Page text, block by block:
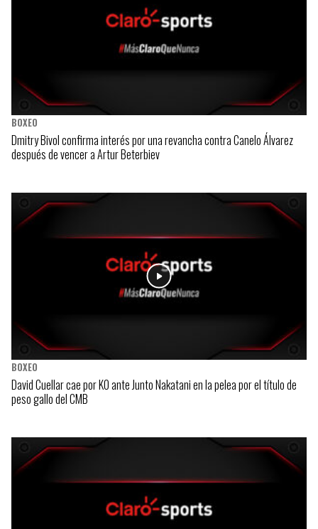
BOXEO
Dmitry Bivol confirma interés por una revancha contra Canelo Álvarez
después de vencer a Artur Beterbiev
BOXEO
David Cuellar cae por KO ante Junto Nakatani en la pelea por el título de
peso gallo del CMB